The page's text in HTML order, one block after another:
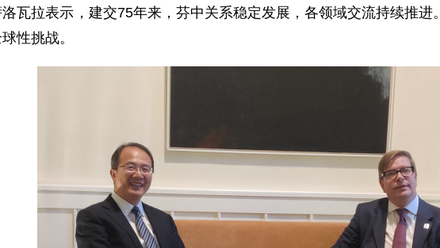
瓦拉表示，建交75年来，芬中关系稳定发展，各领域交流持续推
性挑战。